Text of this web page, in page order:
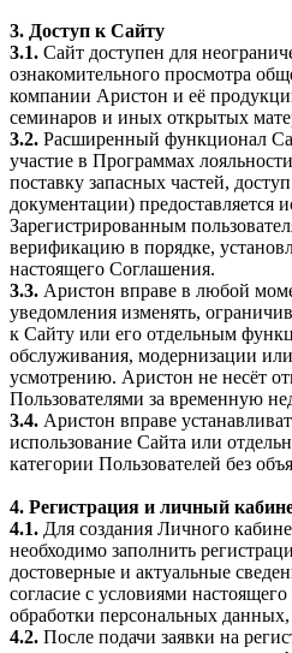
3. Доступ к Сайту
3.1. Сайт доступен для
ознакомительного просмотра
компании Аристон и её
семинаров и иных открытых
3.2. Расширенный функционал
участие в Программах
поставку запасных частей,
документации) предоставляется
Зарегистрированным
верификацию в порядке,
настоящего Соглашения.
3.3. Аристон вправе в любой
уведомления изменять,
к Сайту или его отдельным
обслуживания, модернизации
усмотрению. Аристон не несёт
Пользователями за временную
3.4. Аристон вправе
использование Сайта или
категории Пользователей без
4. Регистрация и личный
4.1. Для создания Личного
необходимо заполнить
достоверные и актуальные
согласие с условиями
обработки персональных
4.2. После подачи заявки на